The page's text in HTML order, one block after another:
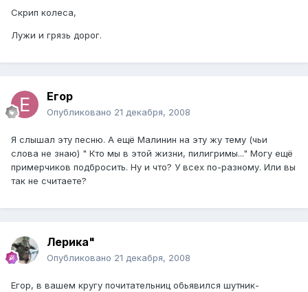
Скрип колеса,
Лужи и грязь дорог.
Егор
Опубликовано 21 декабря, 2008
Я слышал эту песню. А ещё Малинин на эту жу тему (чьи
слова не знаю) " Кто мы в этой жизни, пилигримы..." Могу ещё
примерчиков подбросить. Ну и что? У всех по-разному. Или вы
так не считаете?
Лерика"
Опубликовано 21 декабря, 2008
Егор, в вашем кругу почитательниц обьявился шутник-